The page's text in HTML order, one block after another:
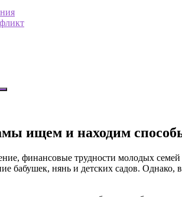
ищем и находим
финансовые трудности молодых
бабушек, нянь и детских садов.